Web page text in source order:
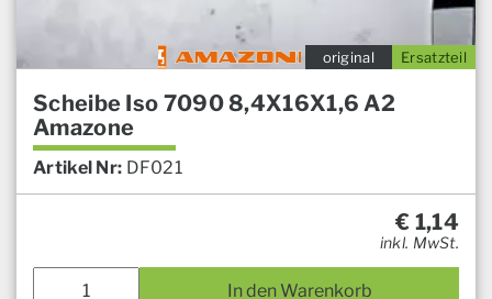
Ersatzteil
original
Scheibe Iso 7090 8,4X16X1,6 A2
Amazone
Artikel Nr: DF021
€ 1,14
inkl. MwSt.
In den Warenkorb